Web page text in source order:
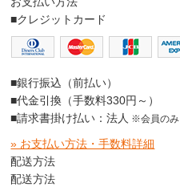
■クレジットカード
■銀行振込（前払い）
■代金引換（手数料330円～）
■請求書掛け払い：法人 ※会員のみ
» お支払い方法・手数料詳細
配送方法
配送方法